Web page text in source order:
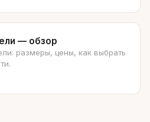
— обзор
размеры, цены, как выбрать